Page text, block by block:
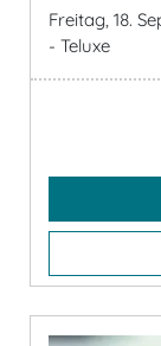
Freitag, 18.
- Teluxe